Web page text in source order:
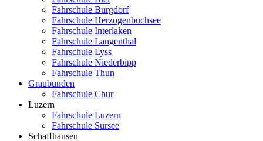
Fahrschule Burgdorf
Fahrschule Herzogenbuchsee
Fahrschule Interlaken
Fahrschule Langenthal
Fahrschule Lyss
Fahrschule Niederbipp
Fahrschule Thun
Graubünden
Fahrschule Chur
Luzern
Fahrschule Luzern
Fahrschule Sursee
Schaffhausen